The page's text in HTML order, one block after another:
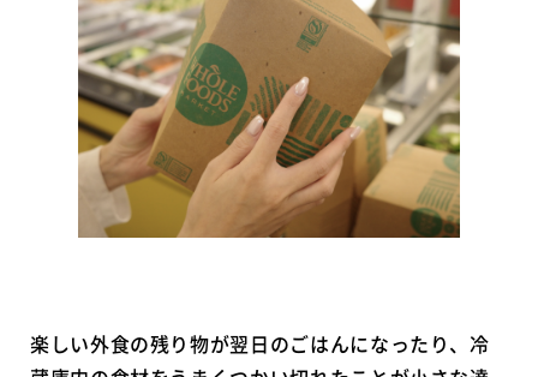
楽しい外食の残り物が翌日のごはんになったり、冷